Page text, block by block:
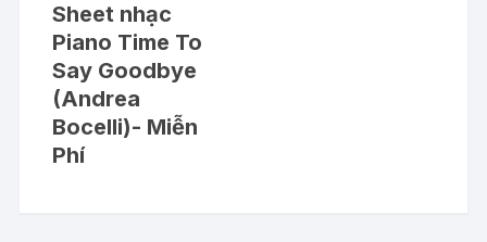
Sheet nhạc
Piano Time To
Say Goodbye
(Andrea
Bocelli)- Miễn
Phí